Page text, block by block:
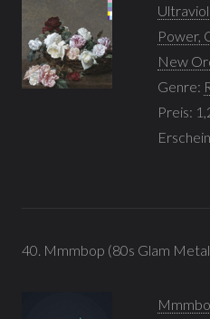
Power,
New
Genre:
Preis:
40. Mmmbop (80s Glam